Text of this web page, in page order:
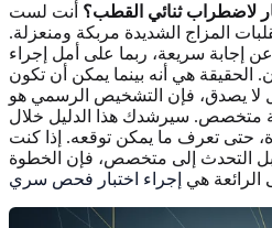
لاضطراب ثنائي القطب؟ أنت لست
المزاج الشديدة مربكة ومنعزلة.
إجابة سريعة، ربما على أمل إجراء
الحقيقة هي أنه بينما يمكن أن تكون
لا يصدق، فإن التشخيص الرسمي هو
متخصص. سيرشدك هذا الدليل خلال
حتى تعرف ما يمكن توقعه. إذا كنت
التحدث إلى متخصص، فإن الخطوة
الرائعة هي إجراء اختبار فحص سري